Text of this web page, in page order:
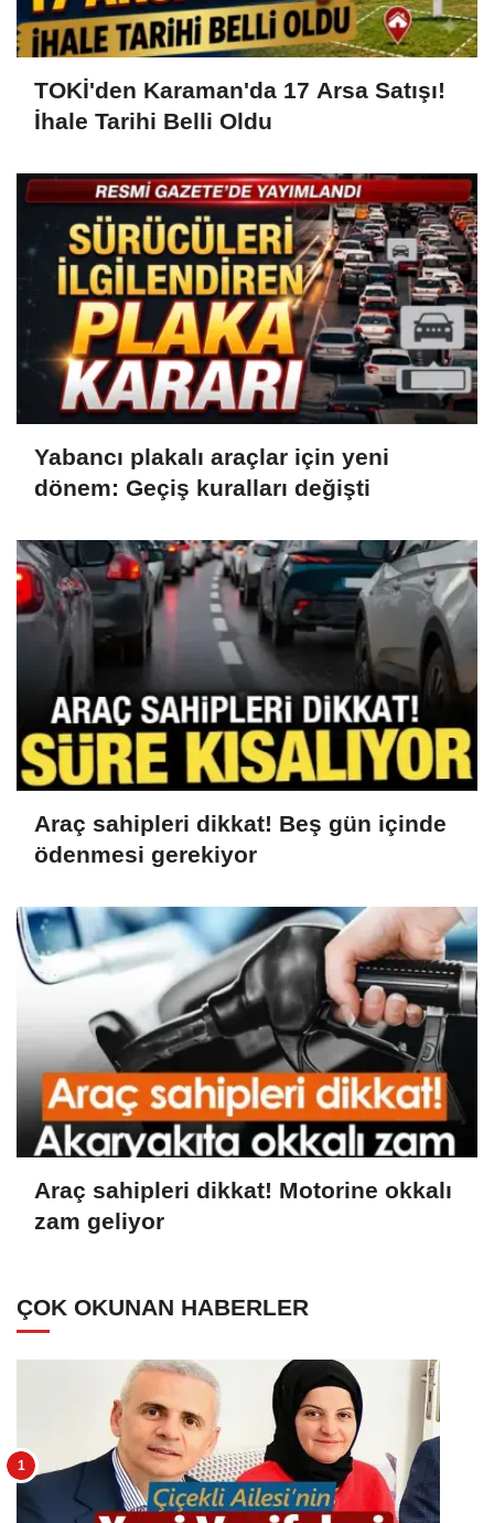
TOKİ'den Karaman'da 17 Arsa Satışı!
İhale Tarihi Belli Oldu
Yabancı plakalı araçlar için yeni
dönem: Geçiş kuralları değişti
Araç sahipleri dikkat! Beş gün içinde
ödenmesi gerekiyor
Araç sahipleri dikkat! Motorine okkalı
zam geliyor
ÇOK OKUNAN HABERLER